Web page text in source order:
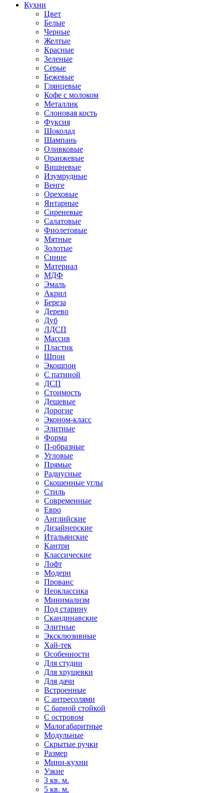
Кухни
Цвет
Белые
Черные
Желтые
Красные
Зеленые
Серые
Бежевые
Глянцевые
Кофе с молоком
Металлик
Слоновая кость
Фуксия
Шоколад
Шампань
Оливковые
Оранжевые
Вишневые
Изумрудные
Венге
Ореховые
Янтарные
Сиреневые
Салатовые
Фиолетовые
Мятные
Золотые
Синие
Материал
МДФ
Эмаль
Акрил
Береза
Дерево
Дуб
ЛДСП
Массив
Пластик
Шпон
Экошпон
С патиной
ДСП
Стоимость
Дешевые
Дорогие
Эконом-класс
Элитные
Форма
П-образные
Угловые
Прямые
Радиусные
Скошенные углы
Стиль
Современные
Евро
Английские
Дизайнерские
Итальянские
Кантри
Классические
Лофт
Модерн
Прованс
Неоклассика
Минимализм
Под старину
Скандинавские
Элитные
Эксклюзивные
Хай-тек
Особенности
Для студии
Для хрущевки
Для дачи
Встроенные
С антресолями
С барной стойкой
С островом
Малогабаритные
Модульные
Скрытые ручки
Размер
Мини-кухни
Узкие
3 кв. м.
5 кв. м.